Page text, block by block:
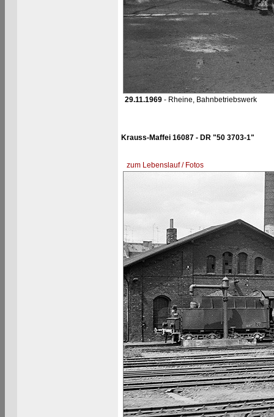
29.11.1969- Rheine, Bahnbetriebswerk
Krauss-Maffei 16087 - DR "50 3703-1"
zum Lebenslauf / Fotos